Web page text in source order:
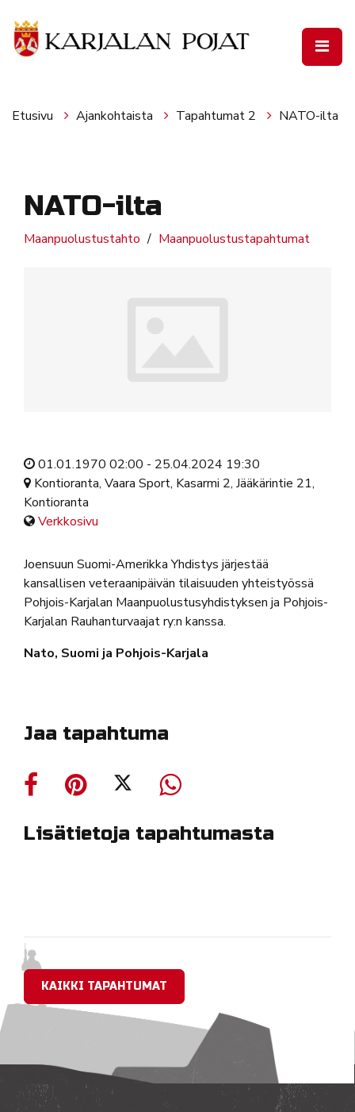
Etusivu Ajankohtaista Tapahtumat 2 NATO-ilta
NATO-ilta
Maanpuolustustahto Maanpuolustustapahtumat
01.01.1970 02:00 - 25.04.2024 19:30
Kontioranta, Vaara Sport, Kasarmi 2, Jääkärintie 21,
Kontioranta
Verkkosivu
Joensuun Suomi-Amerikka Yhdistys järjestää
kansallisen veteraanipäivän tilaisuuden yhteistyössä
Pohjois-Karjalan Maanpuolustusyhdistyksen ja Pohjois-
Karjalan Rauhanturvaajat ry:n kanssa.
Nato, Suomi ja Pohjois-Karjala
Jaa tapahtuma
Lisätietoja tapahtumasta
KAIKKI TAPAHTUMAT